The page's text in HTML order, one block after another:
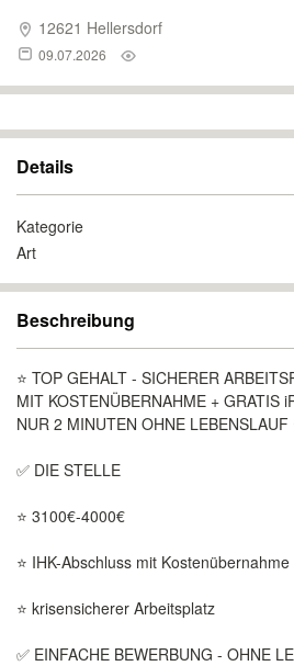
12621 Hellersdorf
09.07.2026
Details
Kategorie
Art
Beschreibung
⭐ TOP GEHALT - SICHERER
MIT KOSTENÜBERNAHME + GRATIS
NUR 2 MINUTEN OHNE LEBENSLAUF
✅ DIE STELLE
⭐ 3100€-4000€
⭐ IHK-Abschluss mit
⭐ krisensicherer Arbeitsplatz
✅ EINFACHE BEWERBUNG - OHNE